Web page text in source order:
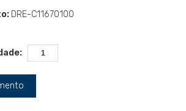
DRE-C11670100